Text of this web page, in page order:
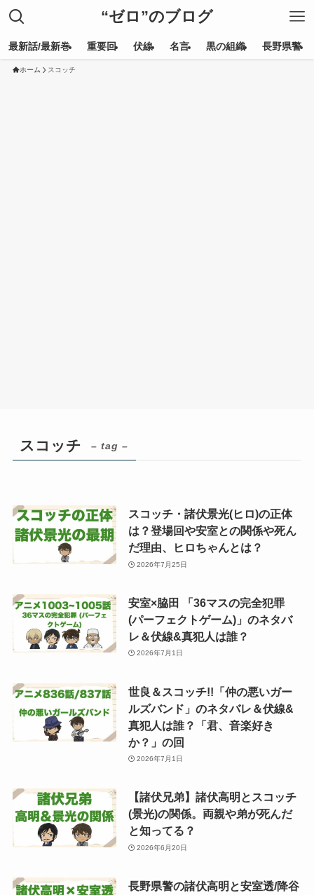
“ゼロ”のブログ
最新話/最新巻 重要回 伏線 名言 黒の組織 長野県警
ホーム スコッチ
スコッチ – tag –
スコッチ・諸伏景光(ヒロ)の正体
は？登場回や安室との関係や死ん
だ理由、ヒロちゃんとは？
2026年7月25日
安室×脇田 「36マスの完全犯罪
(パーフェクトゲーム)」のネタバ
レ＆伏線&真犯人は誰？
2026年7月1日
世良＆スコッチ!!「仲の悪いガー
ルズバンド」のネタバレ＆伏線&
真犯人は誰？「君、音楽好き
か？」の回
2026年7月1日
【諸伏兄弟】諸伏高明とスコッチ
(景光)の関係。両親や弟が死んだ
と知ってる？
2026年6月20日
長野県警の諸伏高明と安室透/降谷